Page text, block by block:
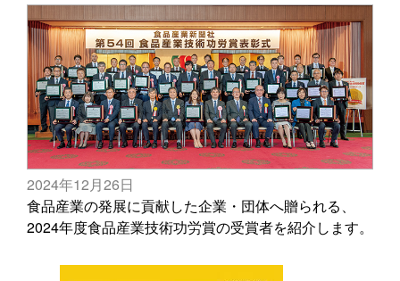
2024年12月26日
食品産業の発展に貢献した企業・団体へ贈られる、
2024年度食品産業技術功労賞の受賞者を紹介します。